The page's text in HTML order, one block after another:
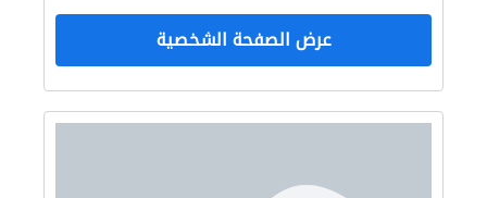
عرض الصفحة الشخصية